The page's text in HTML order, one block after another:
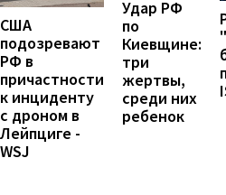
США
подозревают
РФ в
причастности
к инциденту
с дроном в
Лейпциге -
WSJ
Удар РФ
по
Киевщине:
три
жертвы,
среди них
ребенок